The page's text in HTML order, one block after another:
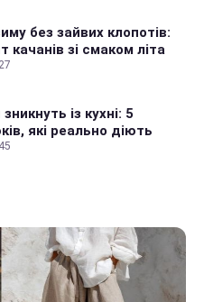
без зайвих клопотів:
качанів зі смаком літа
із кухні: 5
які реально діють